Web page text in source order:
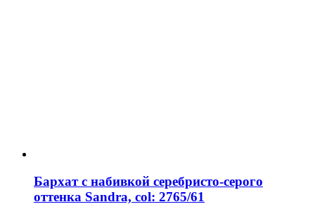
Бархат с набивкой серебристо-серого
оттенка Sandra, col: 2765/61